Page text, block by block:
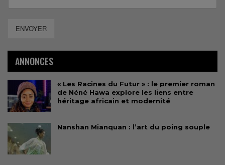
ENVOYER
ANNONCES
« Les Racines du Futur » : le premier roman
de Néné Hawa explore les liens entre
héritage africain et modernité
Nanshan Mianquan : l’art du poing souple